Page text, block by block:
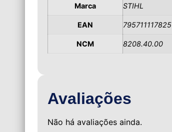
Marca STIHL
EAN 795711117825
NCM 8208.40.00
Avaliações
Não há avaliações ainda.